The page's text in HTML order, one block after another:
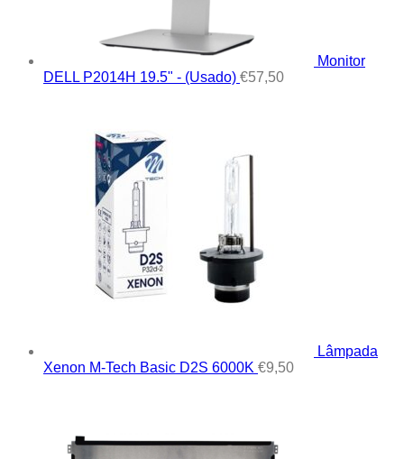
Monitor
DELL P2014H 19.5" - (Usado) €57,50
Lâmpada
Xenon M-Tech Basic D2S 6000K €9,50